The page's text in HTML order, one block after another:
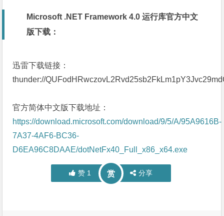
Microsoft .NET Framework 4.0 运行库官方中文
版下载：
迅雷下载链接：
thunder://
官方简体中文版下载地址：
https://download.microsoft.com/download/9/5/A/95A9616B-
7A37-4AF6-BC36-
D6EA96C8DAAE/dotNetFx40_Full_x86_x64.exe
赞 1 赏 分享